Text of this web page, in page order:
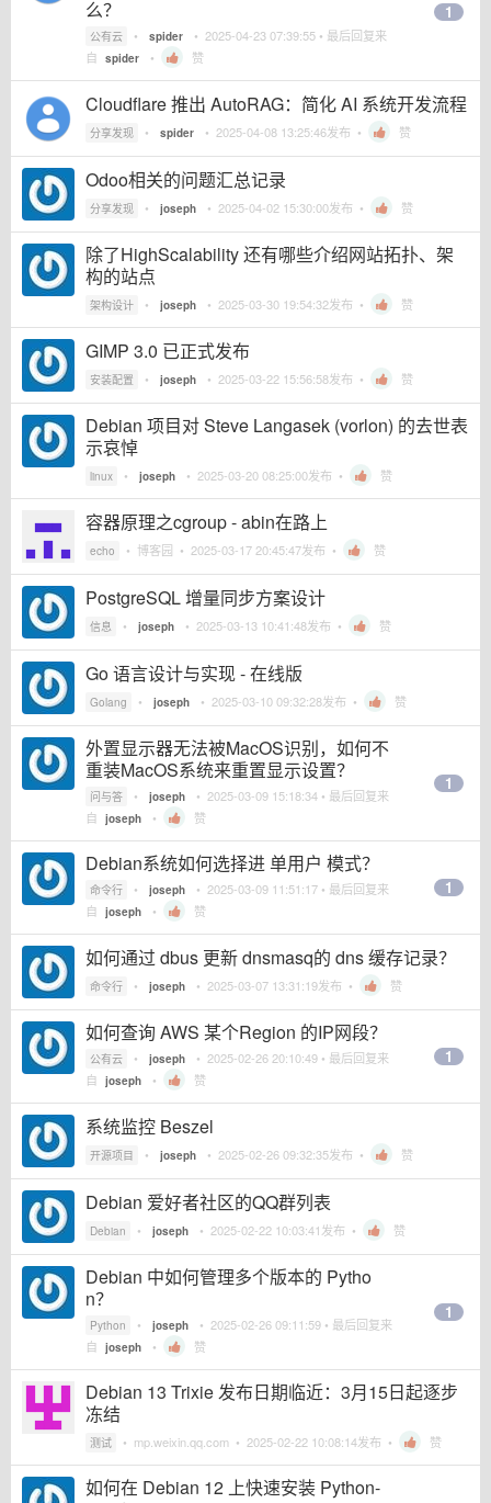
么？
公有云 • spider • 2025-04-23 07:39:55 • 最后回复来
自 spider • 赞
1
Cloudflare 推出 AutoRAG：简化 AI 系统开发流程
分享发现 • spider • 2025-04-08 13:25:46发布 • 赞
Odoo相关的问题汇总记录
分享发现 • joseph • 2025-04-02 15:30:00发布 • 赞
除了HighScalability 还有哪些介绍网站拓扑、架
构的站点
架构设计 • joseph • 2025-03-30 19:54:32发布 • 赞
GIMP 3.0 已正式发布
安装配置 • joseph • 2025-03-22 15:56:58发布 • 赞
Debian 项目对 Steve Langasek (vorlon) 的去世表
示哀悼
linux • joseph • 2025-03-20 08:25:00发布 • 赞
容器原理之cgroup - abin在路上
echo • 博客园 • 2025-03-17 20:45:47发布 • 赞
PostgreSQL 增量同步方案设计
信息 • joseph • 2025-03-13 10:41:48发布 • 赞
Go 语言设计与实现 - 在线版
Golang • joseph • 2025-03-10 09:32:28发布 • 赞
外置显示器无法被MacOS识别，如何不
重装MacOS系统来重置显示设置？
问与答 • joseph • 2025-03-09 15:18:34 • 最后回复来
自 joseph • 赞
1
Debian系统如何选择进 单用户 模式？
命令行 • joseph • 2025-03-09 11:51:17 • 最后回复来
自 joseph • 赞
1
如何通过 dbus 更新 dnsmasq的 dns 缓存记录？
命令行 • joseph • 2025-03-07 13:31:19发布 • 赞
如何查询 AWS 某个Region 的IP网段？
公有云 • joseph • 2025-02-26 20:10:49 • 最后回复来
自 joseph • 赞
1
系统监控 Beszel
开源项目 • joseph • 2025-02-26 09:32:35发布 • 赞
Debian 爱好者社区的QQ群列表
Debian • joseph • 2025-02-22 10:03:41发布 • 赞
Debian 中如何管理多个版本的 Pytho
n？
Python • joseph • 2025-02-26 09:11:59 • 最后回复来
自 joseph • 赞
1
Debian 13 Trixie 发布日期临近：3月15日起逐步
冻结
测试 • mp.weixin.qq.com • 2025-02-22 10:08:14发布 • 赞
如何在 Debian 12 上快速安装 Python-